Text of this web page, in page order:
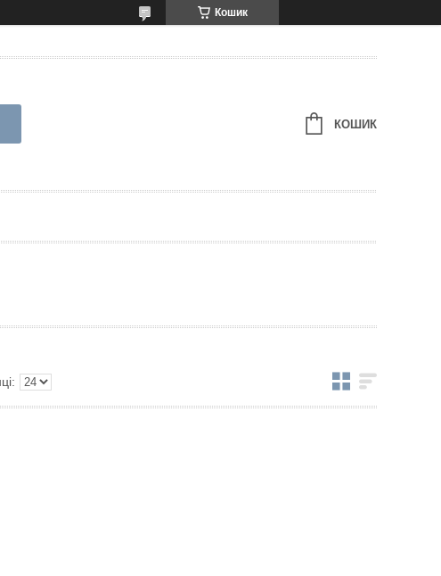
Кошик
КОШИК